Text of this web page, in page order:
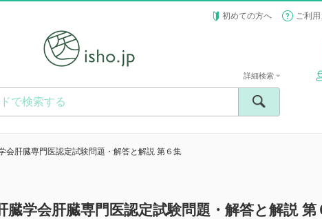
初めての方へ ご利
詳細検索
会肝臓専門医認定試験問題・解答と解説 第６集
臓学会肝臓専門医認定試験問題・解答と解説 第